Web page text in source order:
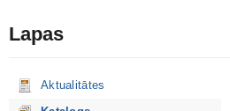
Lapas
Aktualitātes